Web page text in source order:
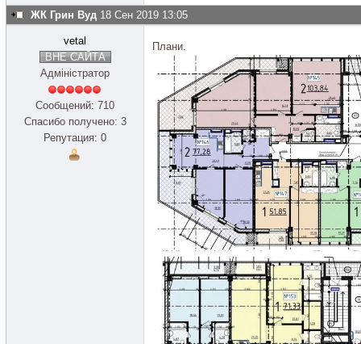
ЖК Грин Вуд 18 Сен 2019 13:05
vetal
ВНЕ САЙТА
Адміністратор
Сообщений: 710
Спасибо получено: 3
Репутация: 0
Плани.